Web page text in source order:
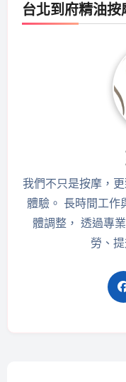
台北到府精油按
我們不只是按摩，
體驗。 長時間工作
體調整， 透過專
勞、